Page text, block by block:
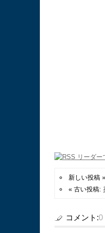
新しい投稿
« 古い投稿:
コメント:0